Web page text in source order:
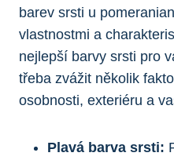
barev srsti u
vlastnostmi a
nejlepší barvy srsti pro
třeba zvážit několik
⁢osobnosti, exteriéru‌ a‍
Plavá barva srsti: